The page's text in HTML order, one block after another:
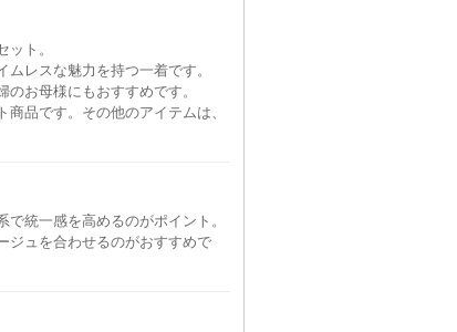
ト。
レスな魅力を持つ一着です。
お母様にもおすすめです。
品です。その他のアイテムは、
統一感を高めるのがポイント。
ジュを合わせるのがおすすめで